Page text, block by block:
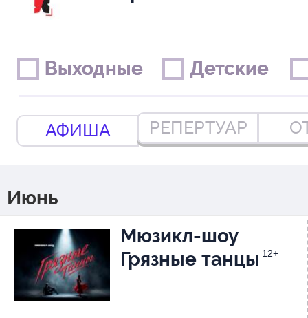
АФИША РЕПЕРТУАР
Выходные
Выходные Детские
Детские
Июнь
Мюзикл-шоу
Грязные танцы 12+